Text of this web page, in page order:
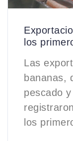
los
Las
bananas,
pescado
los